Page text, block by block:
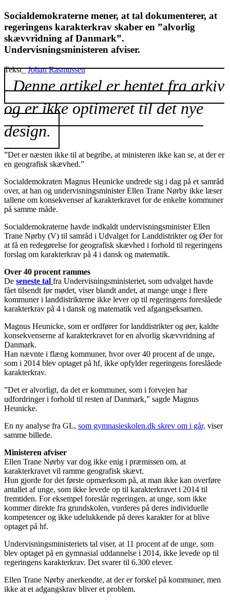
Socialdemokraterne mener, at tal dokumenterer, at
regeringens karakterkrav skaber en ”alvorlig
skævvridning af Danmark”.
Undervisningsministeren afviser.
Tekst_Johan Rasmussen
Denne artikel er hentet fra arkiv
og er ikke optimeret til det nye
design.
”Det er næsten ikke til at begribe, at ministeren ikke kan se, at der er
en geografisk skævhed.”
Socialdemokraten Magnus Heunicke undrede sig i dag på et samråd
over, at han og undervisningsminister Ellen Trane Nørby ikke læser
tallene om konsekvenser af karakterkravet for de enkelte kommuner
på samme måde.
Socialdemokraterne havde indkaldt undervisningsminister Ellen
Trane Nørby (V) til samråd i Udvalget for Landdistrikter og Øer for
at få en redegørelse for geografisk skævhed i forhold til regeringens
forslag om karakterkrav på 4 i dansk og matematik.
Over 40 procent rammes
De seneste tal fra Undervisningsministeriet, som udvalget havde
fået tilsendt før mødet, viser blandt andet, at mange unge i flere
kommuner i landdistrikterne ikke lever op til regeringens foreslåede
karakterkrav på 4 i dansk og matematik ved afgangseksamen.
Magnus Heunicke, som er ordfører for landdistrikter og øer, kaldte
konsekvenserne af karakterkravet for en alvorlig skævvridning af
Danmark.
Han nævnte i flæng kommuner, hvor over 40 procent af de unge,
som i 2014 blev optaget på hf, ikke opfylder regeringens foreslåede
karakterkrav.
”Det er alvorligt, da det er kommuner, som i forvejen har
udfordringer i forhold til resten af Danmark,” sagde Magnus
Heunicke.
En ny analyse fra GL, som gymnasieskolen.dk skrev om i går, viser
samme billede.
Ministeren afviser
Ellen Trane Nørby var dog ikke enig i præmissen om, at
karakterkravet vil ramme geografisk skævt.
Hun gjorde for det første opmærksom på, at man ikke kan overføre
antallet af unge, som ikke levede op til karakterkravet i 2014 til
fremtiden. For eksempel foreslår regeringen, at unge, som ikke
kommer direkte fra grundskolen, vurderes på deres individuelle
kompetencer og ikke udelukkende på deres karakter for at blive
optaget på hf.
Undervisningsministeriets tal viser, at 11 procent af de unge, som
blev optaget på en gymnasial uddannelse i 2014, ikke levede op til
regeringens karakterkrav. Det svarer til 6.300 elever.
Ellen Trane Nørby anerkendte, at der er forskel på kommuner, men
ikke at et adgangskrav bliver et problem.